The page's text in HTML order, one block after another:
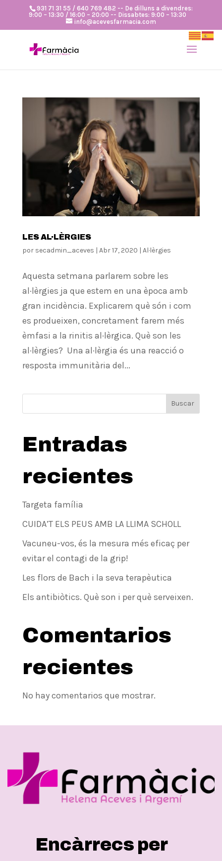
931 71 31 55 / 640 769 482 -- De dilluns a divendres:
9:00 – 13:30 / 16:00 – 20:00 -- Dissabtes: 9:00 – 13:30
info@acevesfarmacia.com
LES AL·LÈRGIES
por secadmin_aceves | Abr 17, 2020 | Al·lèrgies
Aquesta setmana parlarem sobre les
al·lèrgies ja que estem en una època amb
gran incidència. Explicarem què són i com
es produeixen, concretament farem més
èmfasi a la rinitis al·lèrgica. Què son les
al·lèrgies? Una al·lèrgia és una reacció o
resposta immunitària del...
Buscar
Entradas
recientes
Targeta família
CUIDA’T ELS PEUS AMB LA LLIMA SCHOLL
Vacuneu-vos, és la mesura més eficaç per
evitar el contagi de la grip!
Les flors de Bach i la seva terapèutica
Els antibiòtics. Què son i per què serveixen.
Comentarios
recientes
No hay comentarios que mostrar.
Encàrrecs per